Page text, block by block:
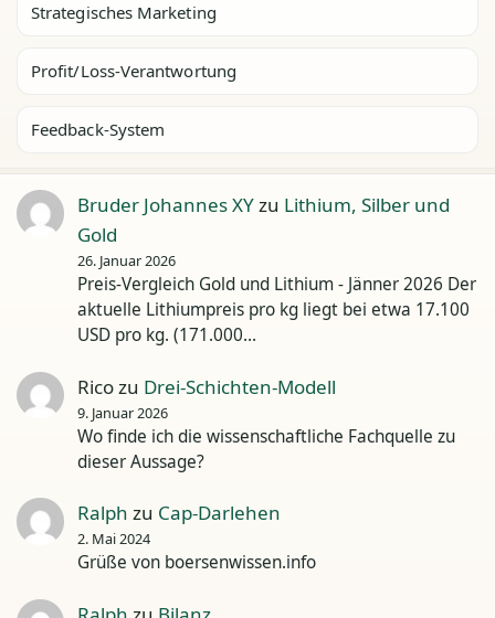
Strategisches Marketing
Profit/Loss-Verantwortung
Feedback-System
Bruder Johannes XYzu Lithium, Silber und
Gold
26. Januar 2026
Preis-Vergleich Gold und Lithium - Jänner 2026 Der
aktuelle Lithiumpreis pro kg liegt bei etwa 17.100
USD pro kg. (171.000…
Ricozu Drei-Schichten-Modell
9. Januar 2026
Wo finde ich die wissenschaftliche Fachquelle zu
dieser Aussage?
Ralph zu Cap-Darlehen
2. Mai 2024
Grüße von boersenwissen.info